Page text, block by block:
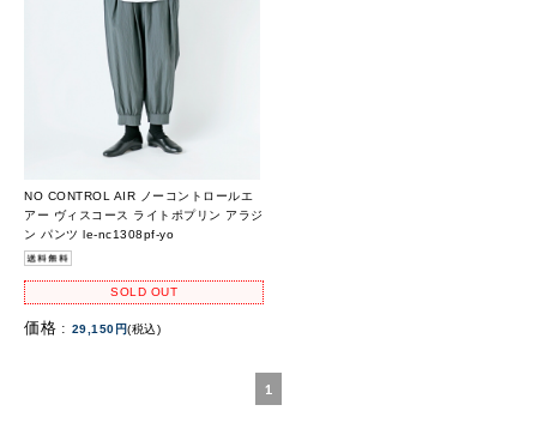
NO CONTROL AIR ノーコントロールエ
アー ヴィスコース ライトポプリン アラジ
ン パンツ le-nc1308pf-yo
SOLD OUT
価格 : 29,150円(税込)
1